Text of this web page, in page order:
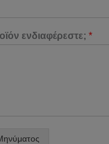
ενδιαφέρεστε;*